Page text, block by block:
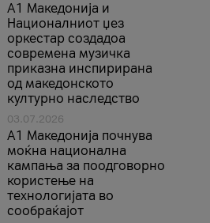
А1 Македонија и
Националниот џез
оркестар создадоа
современа музичка
приказна инспирирана
од македонското
културно наследство
03.07.2026
A1 Македонија почнува
моќна национална
кампања за поодговорно
користење на
технологијата во
сообраќајот